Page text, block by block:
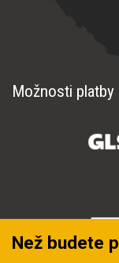
Možnosti platby
Než budete